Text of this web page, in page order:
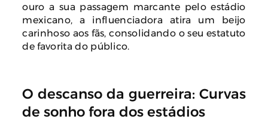
ouro a sua passagem marcante pelo estádio
mexicano, a influenciadora atira um beijo
carinhoso aos fãs, consolidando o seu estatuto
de favorita do público.
O descanso da guerreira: Curvas
de sonho fora dos estádios